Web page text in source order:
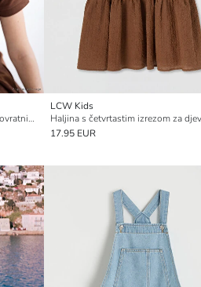
Djevojačka plisirana haljina s polo ovratnikom
LCW Kids
Haljina s četvrtastim izrezom za
17.95 EUR